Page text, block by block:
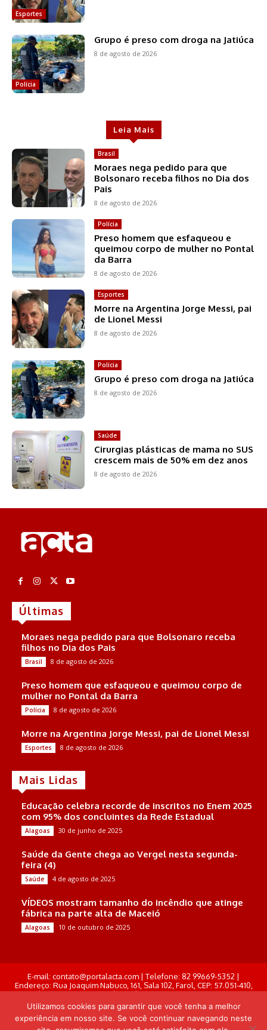
Esportes
Polícia
Grupo é preso com droga na Jatiúca
8 de agosto de 2026
Leia Mais
Brasil
Moraes nega pedido para que
Bolsonaro receba filhos no Dia dos
Pais
8 de agosto de 2026
Polícia
Preso homem que esfaqueou e
queimou corpo de mulher no Pontal
da Barra
8 de agosto de 2026
Esportes
Morre na Argentina Jorge Messi, pai
de Lionel Messi
8 de agosto de 2026
Polícia
Grupo é preso com droga na Jatiúca
8 de agosto de 2026
Saúde
Cirurgias plásticas de mama no SUS
crescem mais de 50% em dez anos
8 de agosto de 2026
Últimas
Moraes nega pedido para que Bolsonaro receba
filhos no Dia dos Pais
Brasil 8 de agosto de 2026
Preso homem que esfaqueou e queimou corpo de
mulher no Pontal da Barra
Polícia 8 de agosto de 2026
Morre na Argentina Jorge Messi, pai de Lionel Messi
Esportes 8 de agosto de 2026
Mais Lidas
Educação celebra recorde de inscritos no Enem 2025
com 95% dos concluintes da Rede Estadual
Alagoas 30 de junho de 2025
Saúde da Gente chega ao Vergel nesta segunda-
feira (4)
Saúde 4 de agosto de 2025
VÍDEOS mostram tamanho do incêndio que atinge
fábrica na parte alta de Maceió
Alagoas 10 de outubro de 2025
E-mail: contato@portalacta.com | Telefone: 82 99669-5352 |
Endereço: Rua Joaquim Nabuco, 161, Sala 102, Farol, CEP: 57.051-410,
Maceió, Alagoas . Responsável Técnico: Derek Gustavo de Morais
Pereira
Utilizamos cookies para garantir que você tenha a melhor
experiência em nosso site. Se você continuar navegando neste